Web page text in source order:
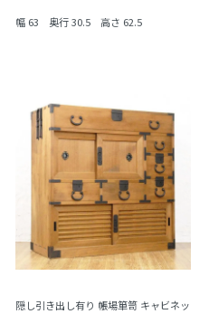
幅 63 奥行 30.5 高さ 62.5
隠し引き出し有り 帳場箪笥 キャビネッ